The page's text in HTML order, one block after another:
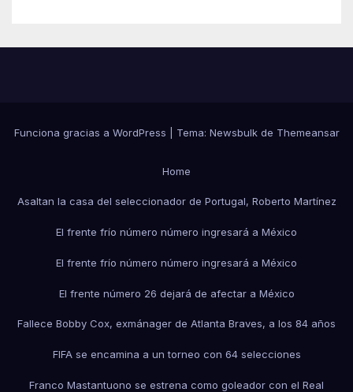
Funciona gracias a WordPress Tema: Newsbulkde Themeansar
Home
Asaltan la casa del seleccionador de Portugal, Roberto Martínez
El frente frío número número ingresará a México
El frente frío número número ingresará a México
El frente número 26 dejará de afectar a México
Fallece Bobby Cox, exmánager de Atlanta Braves, a los 84 años
FIFA se encamina a un torneo con 64 selecciones
Franco Mastantuono se estrena como goleador con el Real